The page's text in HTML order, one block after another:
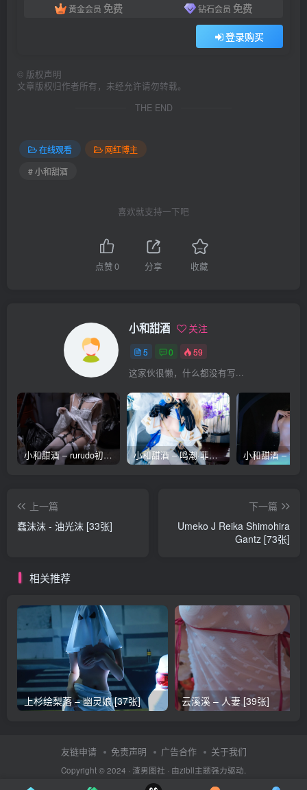
黄金会员 免费 钻石会员 免费
登录购买
© 版权声明
文章版权归作者所有，未经允许请勿转载。
THE END
在线观看
网红博主
# 小和甜酒
喜欢就支持一下吧
点赞0 分享 收藏
小和甜酒 关注
5 0 59
这家伙很懒，什么都没有写...
小和甜酒 – rurudo初音酱 [117张] 小和甜酒 – 鸣潮·菲比 [77张]
上一篇
蠢沫沫 - 油光沫 [33张]
下一篇
Umeko J Reika Shimohira
Gantz [73张]
相关推荐
上杉绘梨落 – 幽灵娘 [37张] 云溪溪 – 人妻 [39张]
友链申请 免责声明 广告合作 关于我们
Copyright © 2024 · 渣男图社 · 由zibll主题强力驱动.